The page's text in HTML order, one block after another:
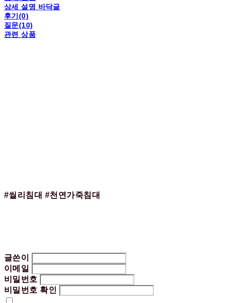
상세 설명 바닥글
후기(0)
질문(10)
관련 상품
#씰리침대 #천연가죽침대
글쓴이
이메일
비밀번호
비밀번호 확인